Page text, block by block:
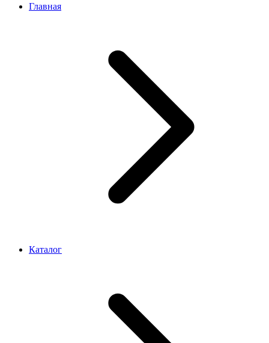
Главная
Каталог